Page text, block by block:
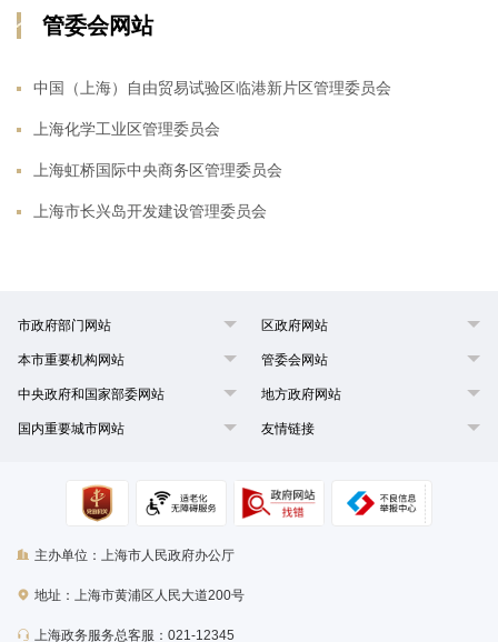
管委会网站
中国（上海）自由贸易试验区临港新片区管理委员会
上海化学工业区管理委员会
上海虹桥国际中央商务区管理委员会
上海市长兴岛开发建设管理委员会
市政府部门网站 区政府网站
本市重要机构网站 管委会网站
中央政府和国家部委网站 地方政府网站
国内重要城市网站 友情链接
主办单位：上海市人民政府办公厅
地址：上海市黄浦区人民大道200号
上海政务服务总客服：021-12345